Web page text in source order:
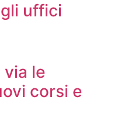
uffici
via le
corsi e